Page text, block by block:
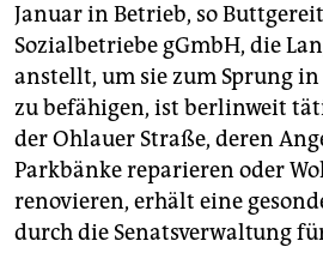
Januar in Betrieb, so
Sozialbetriebe gGmbH, die
anstellt, um sie zum Sprung
zu befähigen, ist berlinweit
der Ohlauer Straße, deren
Parkbänke reparieren oder
renovieren, erhält eine
durch die Senatsverwaltung